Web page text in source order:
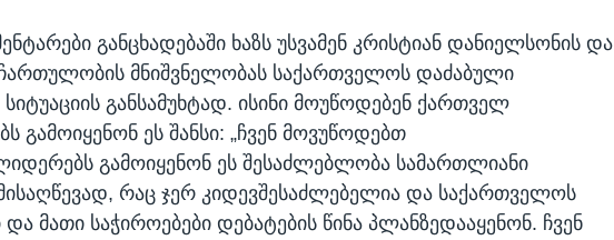
განცხადებაში ხაზს უსვამენ კრისტიან დანიელსონის და
მნიშვნელობას საქართველოს დაძაბული
განსამუხტად. ისინი მოუწოდებენ ქართველ
გამოიყენონ ეს შანსი: „ჩვენ მოვუწოდებთ
გამოიყენონ ეს შესაძლებლობა სამართლიანი
მისაღწევად, რაც ჯერ კიდევშესაძლებელია და საქართველოს
მათი საჭიროებები დებატების წინა პლანზედააყენონ. ჩვენ